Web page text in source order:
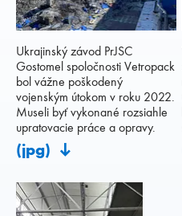
Ukrajinský závod PrJSC
Gostomel spoločnosti Vetropack
bol vážne poškodený
vojenským útokom v roku 2022.
Museli byť vykonané rozsiahle
upratovacie práce a opravy.
(jpg)